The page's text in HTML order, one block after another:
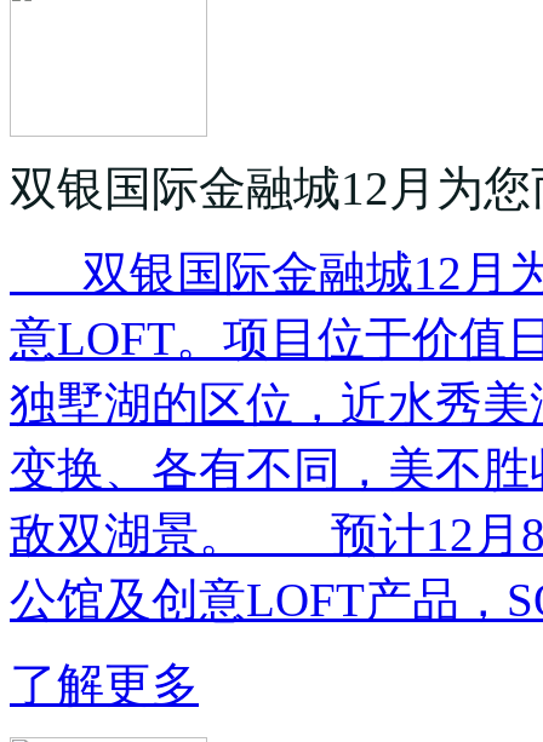
双银国际金融城12月为
双银国际金融城12月
意LOFT。项目位于价值
独墅湖的区位，近水秀
变换、各有不同，美不
敌双湖景。 预计12月8
公馆及创意LOFT产品，
了解更多